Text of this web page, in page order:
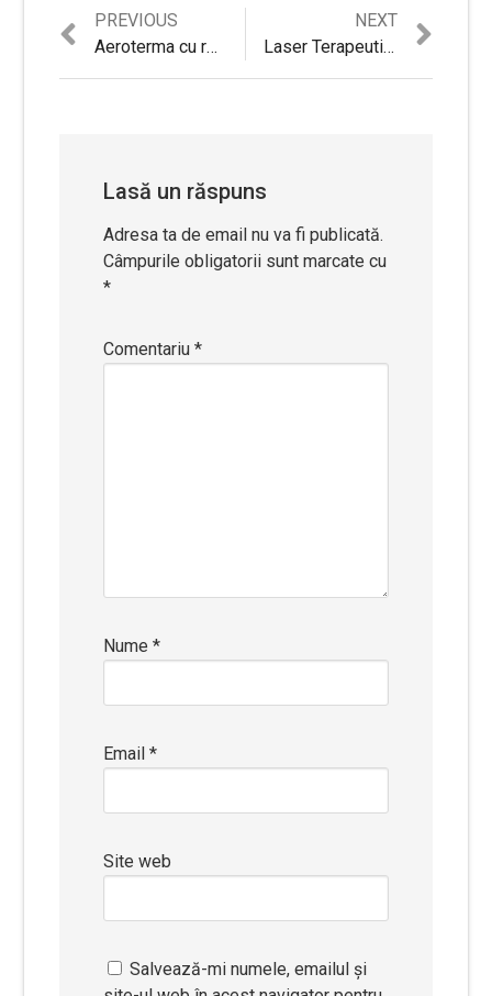
Navigare
PREVIOUS
Previous
post:
Aeroterma cu rezistenta ceramica ARGO HOMER 2000 W Review si Pareri utile
NEXT
post:
Laser Terapeutic EvoSmart™ L1 Profesional Review si Pareri utile
Lasă un răspuns
Adresa ta de email nu va fi publicată.
Câmpurile obligatorii sunt marcate cu
*
Comentariu*
Nume*
Email*
Site web
Salvează-mi numele, emailul și